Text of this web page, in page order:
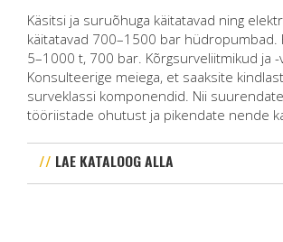
Käsitsi ja suruõhuga käitatavad ning
käitatavad 700–1500 bar hüdropumbad.
5–1000 t, 700 bar. Kõrgsurveliitmikud ja -
Konsulteerige meiega, et saaksite
surveklassi komponendid. Nii
tööriistade ohutust ja pikendate nende
LAE KATALOOG ALLA